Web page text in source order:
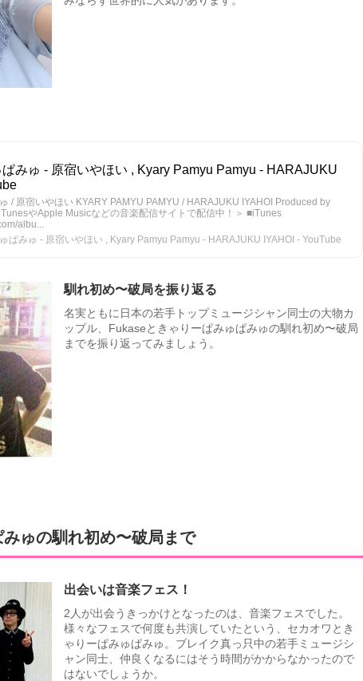
みゅ - 原宿いやほい , Kyary Pamyu Pamyu - HARAJUKU
/ 原宿いやほい KYARY PAMYU PAMYU / HARAJUKU IYAHOI Produced by
やApple Musicなどの音楽配信サイトで配信中！＞ ■iTunes
albu...
ぱみゅ - 原宿いやほい , Kyary Pamyu Pamyu - HARAJUKU IYAHOI - YouTube
馴れ初め〜破局を振り返る
名実ともに日本の若手トップミュージシャン同士の大物カ
ップル、Fukaseときゃりーぱみゅぱみゅの馴れ初め〜破局
までを振り返ってみましょう。
ゅの馴れ初め〜破局まで
出会いは音楽フェス！
2人が出会うきっかけとなったのは、音楽フェスでした。
様々なフェスで何度も共演していたという、セカオワとき
ゃりーぱみゅぱみゅ。ブレイク真っ只中の若手ミュージシ
ャン同士、仲良くなるにはそう時間がかからなかったので
はないでしょうか。